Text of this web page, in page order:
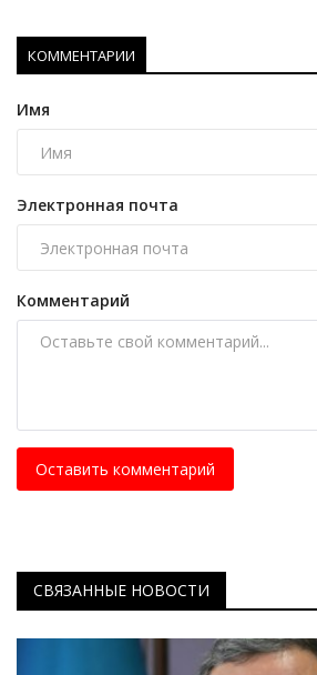
КОММЕНТАРИИ
Имя
Электронная почта
Комментарий
Оставить комментарий
СВЯЗАННЫЕ НОВОСТИ